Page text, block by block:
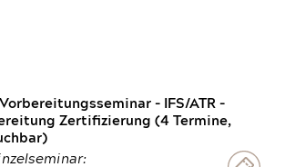
- IFS/ATR -
Zertifizierung (4 Termine,